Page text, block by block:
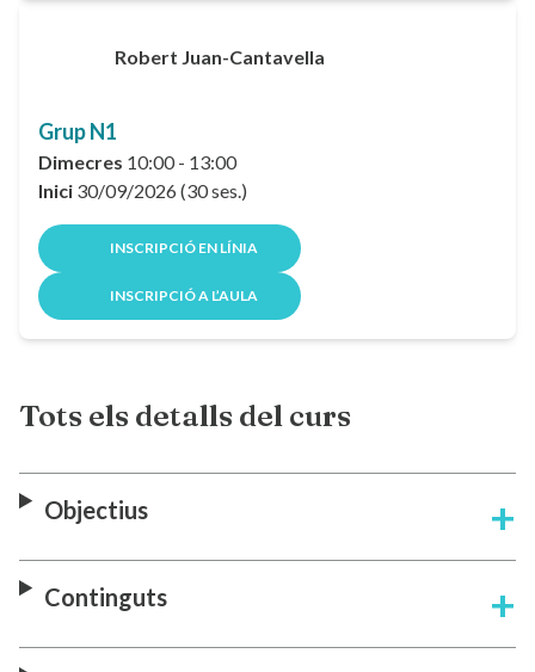
Grup N1
Dimecres 10:00 - 13:00
Inici 30/09/2026 (30 ses.)
Robert Juan-Cantavella
INSCRIPCIÓ EN LÍNIA
INSCRIPCIÓ A L’AULA
Tots els detalls del curs
Objectius
Continguts